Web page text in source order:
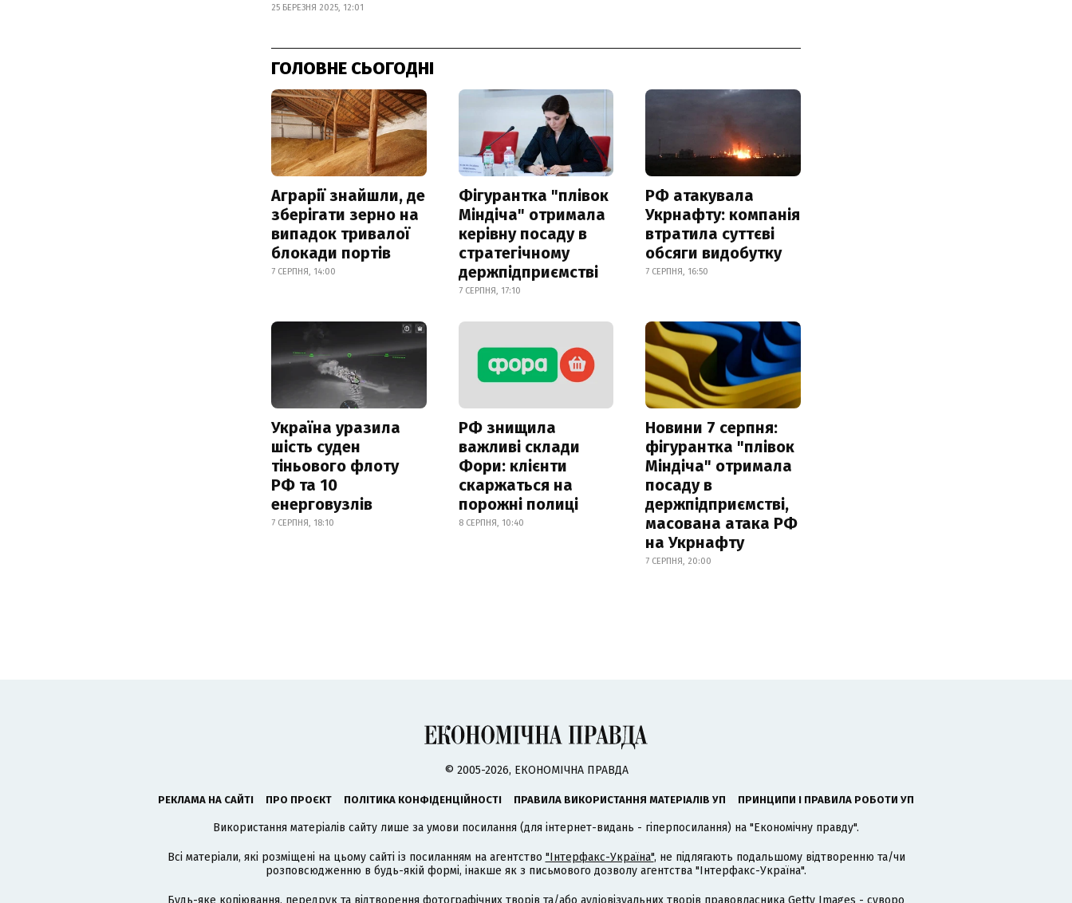
25 БЕРЕЗНЯ 2025, 12:01
ГОЛОВНЕ СЬОГОДНІ
Аграрії знайшли, де
зберігати зерно на
випадок тривалої
блокади портів
7 СЕРПНЯ, 14:00
Фігурантка "плівок
Міндіча" отримала
керівну посаду в
стратегічному
держпідприємстві
7 СЕРПНЯ, 17:10
РФ атакувала
Укрнафту: компанія
втратила суттєві
обсяги видобутку
7 СЕРПНЯ, 16:50
Україна уразила
шість суден
тіньового флоту
РФ та 10
енерговузлів
7 СЕРПНЯ, 18:10
РФ знищила
важливі склади
Фори: клієнти
скаржаться на
порожні полиці
8 СЕРПНЯ, 10:40
Новини 7 серпня:
фігурантка "плівок
Міндіча" отримала
посаду в
держпідприємстві,
масована атака РФ
на Укрнафту
7 СЕРПНЯ, 20:00
© 2005-2026, ЕКОНОМІЧНА ПРАВДА
РЕКЛАМА НА САЙТІ ПРО ПРОЄКТ ПОЛІТИКА КОНФІДЕНЦІЙНОСТІ ПРАВИЛА ВИКОРИСТАННЯ МАТЕРІАЛІВ УП ПРИНЦИПИ І ПРАВИЛА РОБОТИ УП
Використання матеріалів сайту лише за умови посилання (для інтернет-видань - гіперпосилання) на "Економічну правду".
Всі матеріали, які розміщені на цьому сайті із посиланням на агентство "Інтерфакс-Україна", не підлягають подальшому відтворенню та/чи
розповсюдженню в будь-якій формі, інакше як з письмового дозволу агентства "Інтерфакс-Україна".
Будь-яке копіювання, передрук та відтворення фотографічних творів та/або аудіовізуальних творів правовласника Getty Images - суворо